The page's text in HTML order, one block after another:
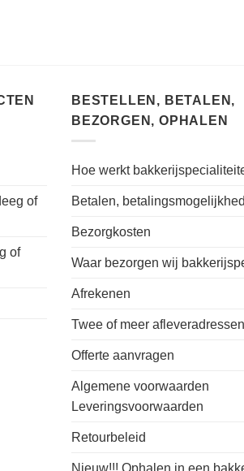
of
of
BESTELLEN, BETALEN,
BEZORGEN, OPHALEN
Hoe werkt
Betalen,
Bezorgkosten
Waar bezorgen wij
Afrekenen
Twee of meer
Offerte aanvragen
Algemene voorwaarden
Leveringsvoorwaarden
Retourbeleid
Nieuw!!! Ophalen in een